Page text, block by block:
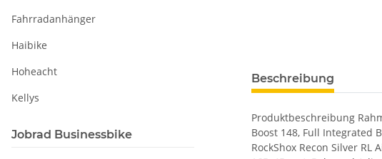
Beschreibung
Produktbeschreibung
Boost 148, Full Integrated
RockShox Recon Silver RL
Fahrradanhänger
Haibike
Hoheacht
Kellys
Jobrad Businessbike